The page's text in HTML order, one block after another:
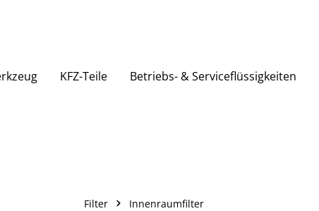
KFZ-Teile Betriebs- & Serviceflüssigkeiten
Filter Innenraumfilter